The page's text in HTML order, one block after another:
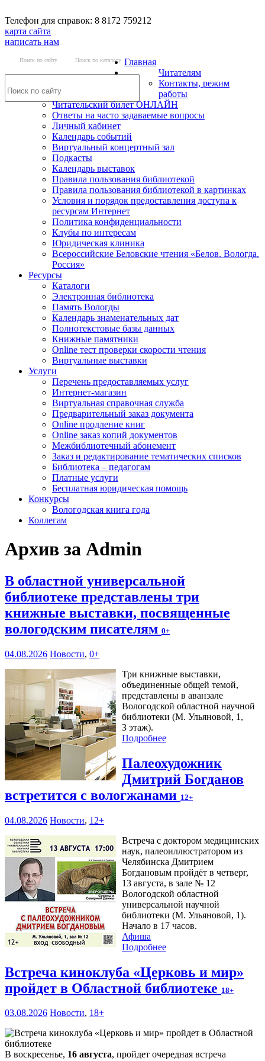
Телефон для справок: 8 8172 759212
карта сайта
написать нам
Поиск по сайту Поиск по каталогу Главная
Читателям
Контакты, режим
работы
Читательский билет ОНЛАЙН
Ответы на часто задаваемые вопросы
Личный кабинет
Календарь событий
Виртуальный концертный зал
Подкасты
Календарь выставок
Правила пользования библиотекой
Правила пользования библиотекой в картинках
Условия и порядок предоставления доступа к
ресурсам Интернет
Политика конфиденциальности
Клубы по интересам
Юридическая клиника
Всероссийские Беловские чтения «Белов. Вологда.
Россия»
Ресурсы
Каталоги
Электронная библиотека
Память Вологды
Календарь знаменательных дат
Полнотекстовые базы данных
Книжные памятники
Online тест проверки скорости чтения
Виртуальные выставки
Услуги
Перечень предоставляемых услуг
Интернет-магазин
Виртуальная справочная служба
Предварительный заказ документа
Online продление книг
Online заказ копий документов
Межбиблиотечный абонемент
Заказ и редактирование тематических списков
Библиотека – педагогам
Платные услуги
Бесплатная юридическая помощь
Конкурсы
Вологодская книга года
Коллегам
Архив за Admin
В областной универсальной
библиотеке представлены три
книжные выставки, посвященные
вологодским писателям 0+
04.08.2026 Новости, 0+
Три книжные выставки,
объединенные общей темой,
представлены в аванзале
Вологодской областной научной
библиотеки (М. Ульяновой, 1,
3 этаж).
Подробнее
Палеохудожник
Дмитрий Богданов
встретится с вологжанами 12+
04.08.2026 Новости, 12+
Встреча с доктором медицинских
наук, палеоиллюстратором из
Челябинска Дмитрием
Богдановым пройдёт в четверг,
13 августа, в зале № 12
Вологодской областной
универсальной научной
библиотеки (М. Ульяновой, 1).
Начало в 17 часов.
Афиша
Подробнее
Встреча киноклуба «Церковь и мир»
пройдет в Областной библиотеке 18+
03.08.2026 Новости, 18+
В воскресенье, 16 августа, пройдет очередная встреча